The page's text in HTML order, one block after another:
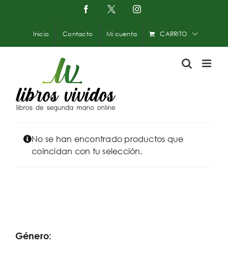
contenido
Facebook
X
Instagram
Inicio Contacto Mi cuenta CARRITO
No se han encontrado productos que
coincidan con tu selección.
Género: